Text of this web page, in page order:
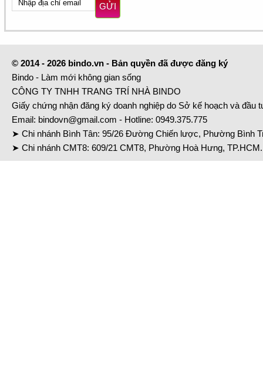
GỬI
© 2014 - 2026 bindo.vn - Bản quyền đã được đăng ký
Bindo - Làm mới không gian sống
CÔNG TY TNHH TRANG TRÍ NHÀ BINDO
Giấy chứng nhận đăng ký doanh nghiệp do Sở kế hoạch và đầu
Email: bindovn@gmail.com - Hotline: 0949.375.775
➤ Chi nhánh Bình Tân: 95/26 Đường Chiến lược, Phường Bình
➤ Chi nhánh CMT8: 609/21 CMT8, Phường Hoà Hưng,